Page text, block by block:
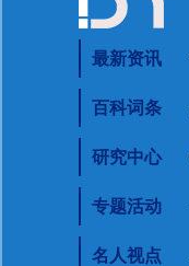
最新资讯
百科词条
研究中心
专题活动
名人视点